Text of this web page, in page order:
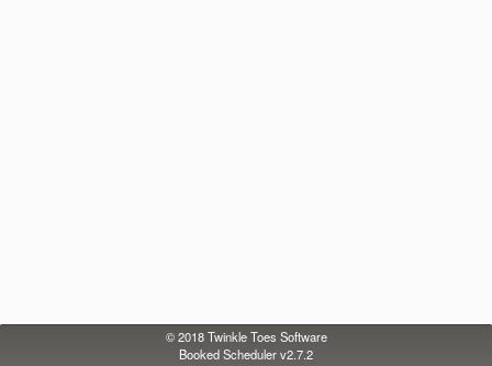
© 2018Twinkle Toes Software
Booked Scheduler v2.7.2